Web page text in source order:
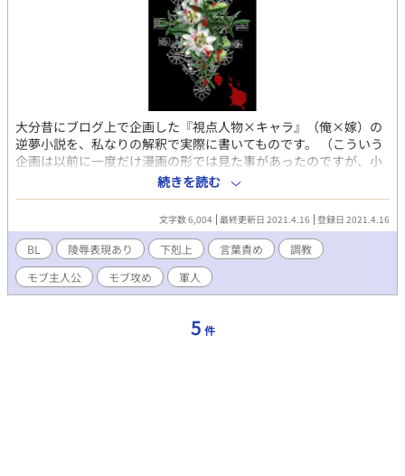
大分昔にブログ上で企画した『視点人物×キャラ』（俺×嫁）の
逆夢小説を、私なりの解釈で実際に書いてものです。 （こういう
企画は以前に一度だけ漫画の形では見た事があったのですが、小
説は未見なので、知識に乏しいです）。 企画当初は特定キャラを
攻略するＡＶＧ風味の仕上げにしようかと思いましたが、今回は
それに少し応用を利かせる形で、あえて『条件に当てはまるキャ
ラであれば、誰を相手にしているようにも読める』フォーマット
に仕上げております。 そんなわけで、この後に続く文章中には、
一切受けキャラを示す固有名詞は出て来ません。 お読みになる際
は、各自お好きなキャラを想像しながら楽しんで頂けると幸いで
す。 ちなみに、こちらのフォーマットは次のようなタイプのキャ
す。 ■受けキャラの設定 ・容姿は長身痩躯の絵に描いたような美
続きを読む
文字数 6,004 最終更新日 2021.4.16 登録日 2021.4.16
BL 陵辱表現あり 下剋上 言葉責め
調教
モブ主人公
モブ攻め 軍人
5 件